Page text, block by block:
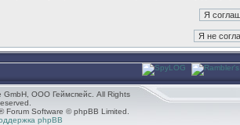
GmbH, ООО Геймспейс. All Rights
Forum Software © phpBB Limited.
phpBB